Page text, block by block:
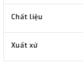
Chất liệu
Xuất xứ